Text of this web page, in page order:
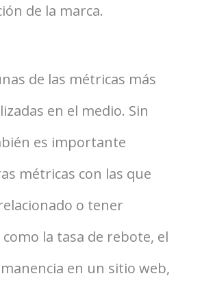
de la marca.
de las métricas más
en el medio. Sin
es importante
métricas con las que
o tener
la tasa de rebote, el
en un sitio web,